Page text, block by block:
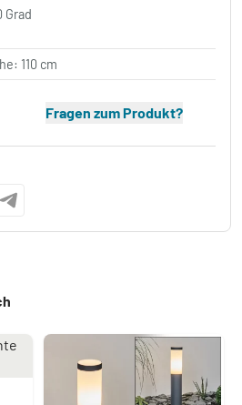
Grad
110 cm
Fragen zum Produkt?